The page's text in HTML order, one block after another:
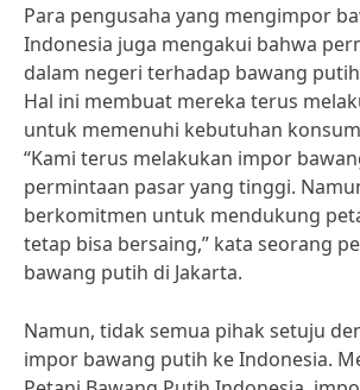
Para pengusaha yang mengimpor
Indonesia juga mengakui bahwa
dalam negeri terhadap bawang
Hal ini membuat mereka terus
untuk memenuhi kebutuhan
“Kami terus melakukan impor
permintaan pasar yang tinggi.
berkomitmen untuk mendukung
tetap bisa bersaing,” kata seorang
bawang putih di Jakarta.
Namun, tidak semua pihak setuju
impor bawang putih ke Indonesia.